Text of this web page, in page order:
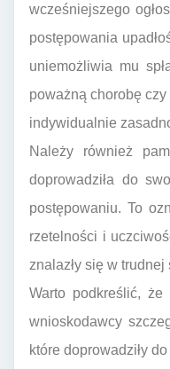
wcześniejszego
postępowania
uniemożliwia mu
poważną chorobę
indywidualnie
Należy również
doprowadziła do
postępowaniu. To
rzetelności i
znalazły się w
Warto podkreślić, że
wnioskodawcy
które doprowadziły